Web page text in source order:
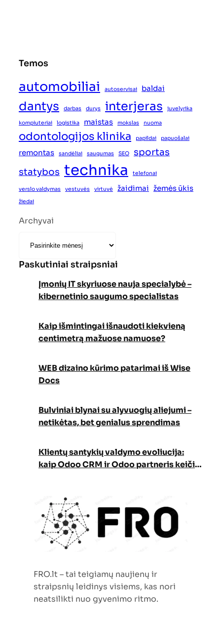
Temos
automobiliai autoservisai baldai
dantys darbas durys interjeras juvelyrika
kompiuteriai logistika maistas mokslas nuoma
odontologijos klinika papildai papuošalai
remontas sandėliai saugumas SEO
sportas
statybos technika telefonai
verslo valdymas vestuvės virtuvė žaidimai žemės ūkis
žiedai
Archyvai
Paskutiniai straipsniai
Įmonių IT skyriuose nauja specialybė –
kibernetinio saugumo specialistas
Kaip išmintingai išnaudoti kiekvieną
centimetrą mažuose namuose?
WEB dizaino kūrimo patarimai iš Wise
Docs
Bulviniai blynai su alyvuogių aliejumi –
netikėtas, bet genialus sprendimas
Klientų santykių valdymo evoliucija:
kaip Odoo CRM ir Odoo partneris keičia
FRO.lt – tai teigiamų naujienų ir
straipsnių leidinys visiems, kas nori
neatsilikti nuo gyvenimo ritmo.